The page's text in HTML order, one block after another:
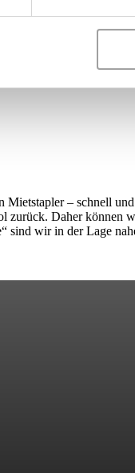
– schnell
Daher
wir in der Lage